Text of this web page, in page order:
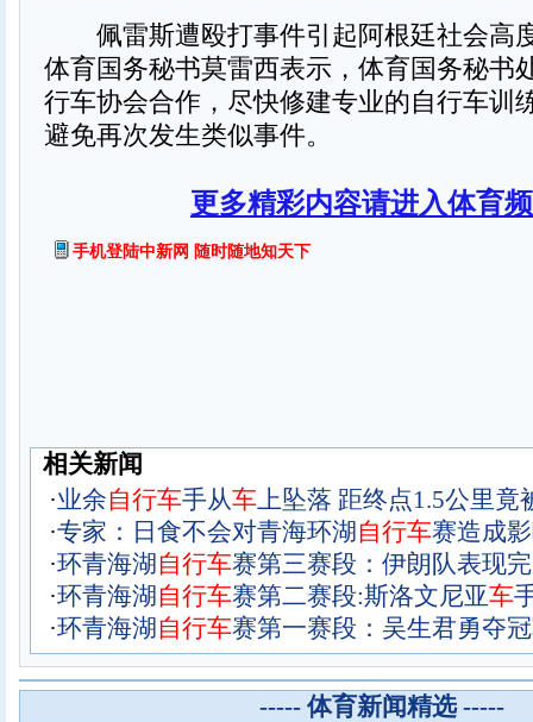
佩雷斯遭殴打事件引起阿根廷社会高
体育国务秘书莫雷西表示，体育国务秘书
行车协会合作，尽快修建专业的自行车训
避免再次发生类似事件。
更多精彩内容请进入体育
手机登陆中新网 随时随地知天下
相关新闻
·业余自行车手从车上坠落 距终点1.5公里竟
·专家：日食不会对青海环湖自行车赛造成
·环青海湖自行车赛第三赛段：伊朗队表现
·环青海湖自行车赛第二赛段:斯洛文尼亚车
·环青海湖自行车赛第一赛段：吴生君勇夺
----- 体育新闻精选 -----